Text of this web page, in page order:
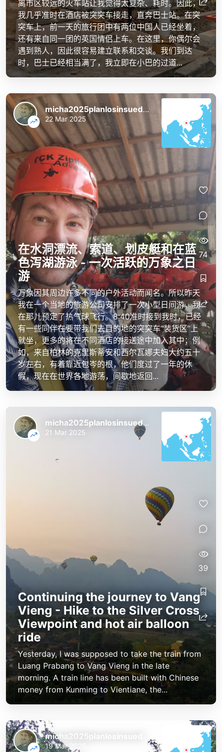
离市区较远的火车站让我觉得太复杂、耗时。因此，
我几乎准时在酒店被突突车接走，直奔巴士站。在突
突车上，前一天的旅行团中有两位中国人已经坐着，
还有来自同一团的英国情侣上车。在这里，你偶尔会
遇到熟人，因此很容易建立联系和交谈。我们到达
时，巴士已经相当满了，我立即在小巴的过道...
在水洞漂流、索道、划皮艇和在蓝
色泻湖游泳 - 一次活跃的万象之日
游
万象因其周边许多不同的户外活动而闻名。所以昨天
我在一个当地的旅游公司安排了一次小型日间游，我
在那儿预定了热气球飞行。8:40准时接到我时，已经
有一些同伴在要带我们去目的地的突突车“装货区”上
就坐，更多的将在不同酒店的接送途中加入其中；例
如，来自柏林的克里斯蒂安和西尔瓦娜夫妇大约五十
岁左右，有着靠近包岑的根，他们度过了一年的休
假，现在在世界各地游荡，间歇地返回...
micha2025planlosinsuedostasien
22 Mar 2025
74
Continuing the journey to Vang
Vieng - Hike to the Silver Cross
Viewpoint and hot air balloon
ride
Yesterday, I was supposed to take the train from
Luang Prabang to Vang Vieng in the late
morning. A train line has been built with Chinese
money from Kunming to Vientiane, the...
micha2025planlosinsuedostasien
21 Mar 2025
39
19 Mar 2025